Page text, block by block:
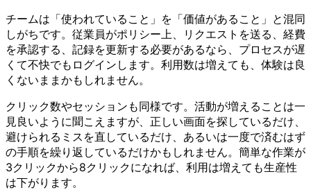
チームは「使われていること」を「価値があること」と混同
しがちです。従業員がポリシー上、リクエストを送る、経費
を承認する、記録を更新する必要があるなら、プロセスが遅
くて不快でもログインします。利用数は増えても、体験は良
くないままかもしれません。
クリック数やセッションも同様です。活動が増えることは一
見良いように聞こえますが、正しい画面を探しているだけ、
避けられるミスを直しているだけ、あるいは一度で済むはず
の手順を繰り返しているだけかもしれません。簡単な作業が
3クリックから8クリックになれば、利用は増えても生産性
は下がります。